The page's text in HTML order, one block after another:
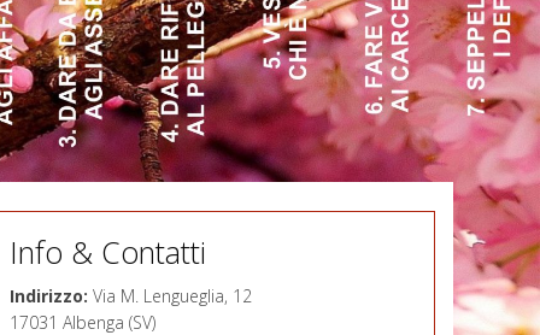
Info & Contatti
Indirizzo: Via M. Lengueglia, 12
17031 Albenga (SV)